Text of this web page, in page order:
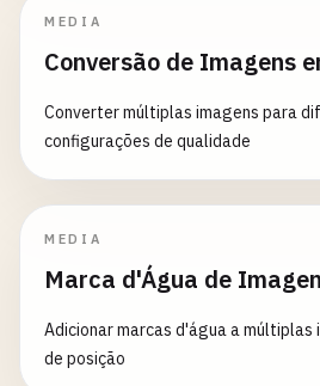
MEDIA
Conversão de Imagens
Converter múltiplas imagens para
configurações de qualidade
MEDIA
Marca d'Água de
Adicionar marcas d'água a múltiplas
de posição